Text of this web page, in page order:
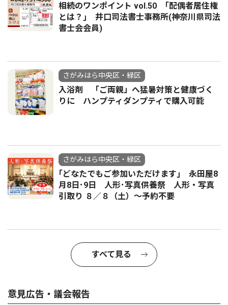
相続のワンポイント vol.50 ｢配偶者居住権
とは？｣ 井口司法書士事務所(神奈川県司法
書士会会員)
さがみはら中央区・緑区
入浴剤 「ご両親」へ猛暑対策と健康づく
りに ハンプティダンプティで購入可能
さがみはら中央区・緑区
｢どなたでもご参加いただけます｣ 永田屋8
月8日･9日 人形･写真供養祭 人形・写真
引取り ８／８（土）〜予約不要
すべて見る
意見広告・議会報告